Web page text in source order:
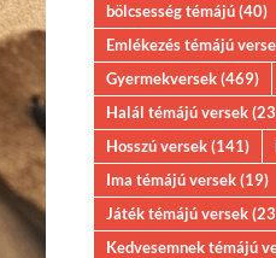
bölcsesség témájú(40)
Emlékezés témájú
Gyermekversek(469)
Halál témájú versek
Hosszú versek(141)
Ima témájú versek(19)
Játék témájú versek
Kedvesemnek témájú